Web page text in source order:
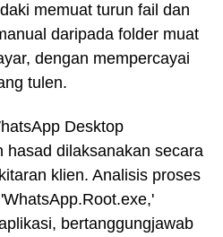
memuat turun fail dan
daripada folder muat
dengan mempercayai
tulen.
Desktop
hasad dilaksanakan secara
klien. Analisis proses
bertanggungjawab